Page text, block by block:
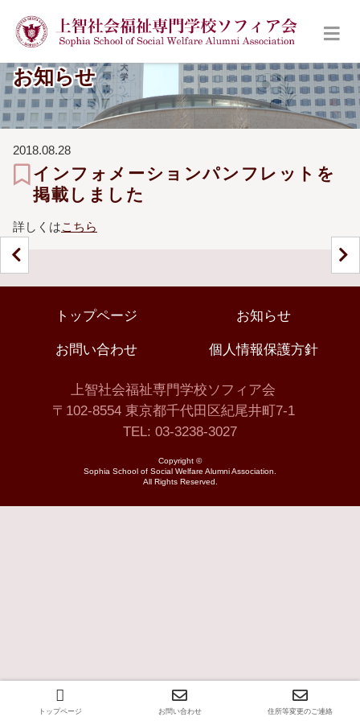
お知らせ
2018.08.28
インフォメーションパンフレットを
掲載しました
詳しくはこちら
トップページ お知らせ
お問い合わせ 個人情報保護方針
上智社会福祉専門学校ソフィア会
〒102-8554 東京都千代田区紀尾井町7-1
TEL: 03-3238-3027
Copyright ©
Sophia School of Social Welfare Alumni Association.
All Rights Reserved.
トップページ お問い合わせ 住所等変更のご連絡